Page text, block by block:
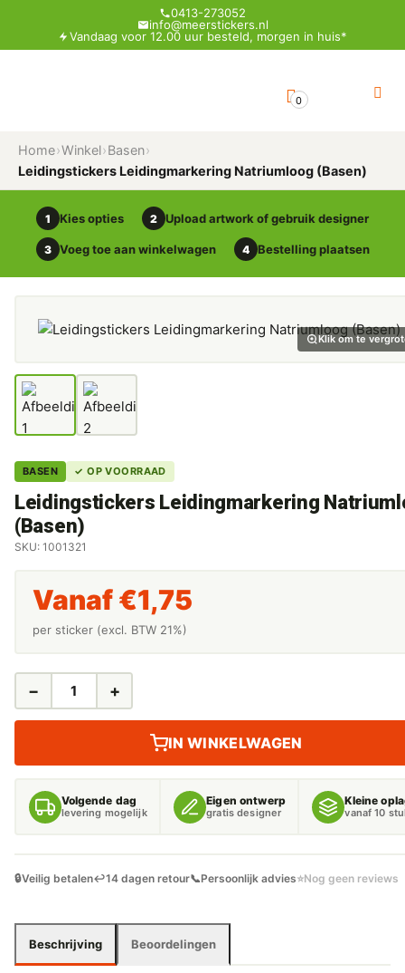
0413-273052
info@meerstickers.nl
Vandaag voor 12.00 uur besteld, morgen in huis*
0
Home›Winkel›Basen›
Leidingstickers Leidingmarkering Natriumloog (Basen)
1 Kies opties 2 Upload artwork of gebruik designer
3 Voeg toe aan winkelwagen 4 Bestelling plaatsen
Klik om te
BASEN ✓ OP VOORRAAD
Leidingstickers Leidingmarkering
(Basen)
SKU: 1001321
Vanaf €1,75
per sticker (excl. BTW 21%)
LEIDINGSTICKERS
− +
IN WINKELWAGEN
Volgende dag
levering mogelijk
Eigen ontwerp
gratis designer
Kleine
vanaf 10
🔒Veilig betalen↩️14 dagen retour📞Persoonlijk advies⭐Nog geen reviews
Beschrijving Beoordelingen